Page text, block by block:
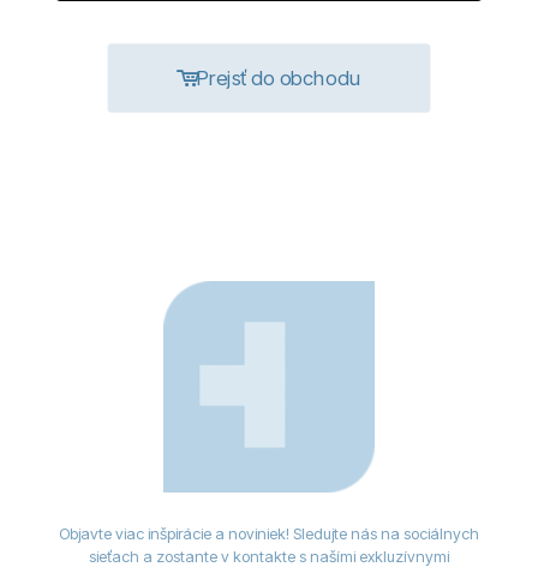
Prejsť do obchodu
Objavte viac inšpirácie a noviniek! Sledujte nás na sociálnych
sieťach a zostante v kontakte s našími exkluzívnymi